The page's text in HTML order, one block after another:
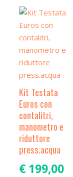
Kit Testata
Euros con
contalitri,
manometro e
riduttore
press.acqua
€199,00